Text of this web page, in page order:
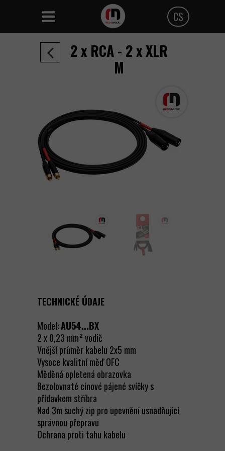
CS
Polski
2 x RCA - 2 x XLR
M
TECHNICKÉ ÚDAJE
Model:AU54...BX
2 x 0,23 mm² vodič
Vnější průměr kabelu 2x5 mm
Vysoce kvalitní měď OFC
Měděná opletená obrazovka
Bezolovnaté cínové pájené svíčky s
přídavkem stříbra
Nad 3m suchý zip pro upevnění usnadňující
správnou přepravu
Ochrana proti tahu kabelu